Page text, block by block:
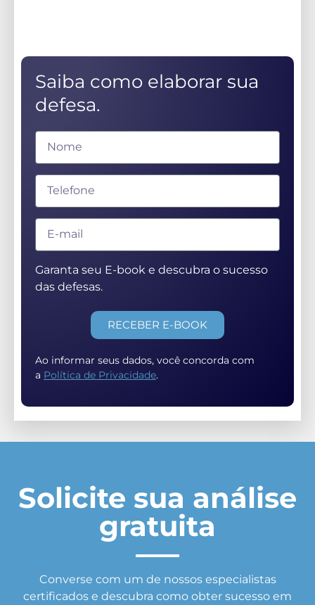
Saiba como elaborar sua
defesa.
Garanta seu E-book e descubra o sucesso
das defesas.
RECEBER E-BOOK
Ao informar seus dados, você concorda com
a Política de Privacidade.
Solicite sua análise
gratuita
Converse com um de nossos especialistas
certificados e descubra como obter sucesso em